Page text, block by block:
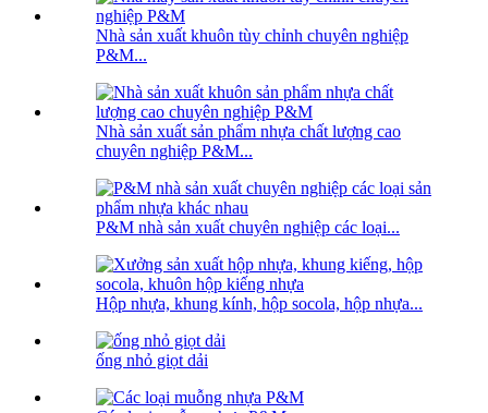
Nhà sản xuất khuôn tùy chỉnh chuyên nghiệp
P&M...
Nhà sản xuất sản phẩm nhựa chất lượng cao
chuyên nghiệp P&M...
P&M nhà sản xuất chuyên nghiệp các loại...
Hộp nhựa, khung kính, hộp socola, hộp nhựa...
ống nhỏ giọt dải